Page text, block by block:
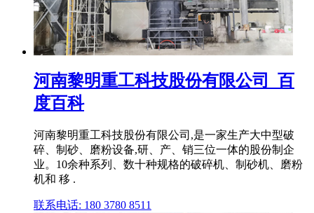
河南黎明重工科技股份有限公司_百
度百科
河南黎明重工科技股份有限公司,是一家生产大中型破
碎、制砂、磨粉设备,研、产、销三位一体的股份制企
业。10余种系列、数十种规格的破碎机、制砂机、磨粉
机和 移 .
联系电话: 180 3780 8511